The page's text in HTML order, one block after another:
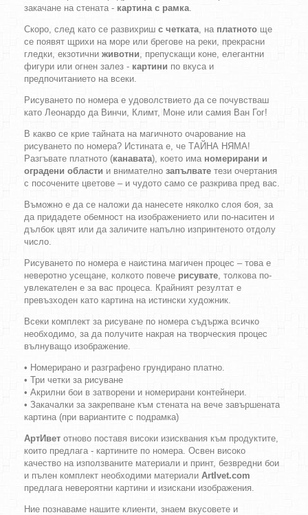
закачане на стената - картина с рамка.
Скоро, след като се развихриш с четката, на платното ще
се появят щрихи на море или брегове на реки, прекрасни
гледки, екзотични животни, препускащи коне, елегантни
фигури или огнен залез - картини по вкуса и
предпочитанието на всеки.
Рисуването по номера е удоволствието да се почувстваш
като Леонардо да Винчи, Климт, Моне или самия Ван Гог!
В какво се крие тайната на магичното очарование на
рисуването по номера? Истината е, че ТАЙНА НЯМА!
Разгъвате платното (канавата), което има номерирани и
оградени области и внимателно запълвате тези очертания
с посочените цветове – и чудото само се разкрива пред вас.
Въможно е да се наложи да нанесете няколко слоя боя, за
да придадете обемност на изображението или по-наситен и
дълбок цвят или да заличите напълно изпринтеното отдолу
число.
Рисуването по номера е наистина магичен процес – това е
неверотно усещане, колкото повече рисувате, толкова по-
увлекателен е за вас процеса. Крайният резултат е
превъзходен като картина на истински художник.
Всеки комплект за рисуване по номера съдържа всичко
необходимо, за да получите накрая на творческия процес
вълнуващо изображение.
• Номерирано и разграфено грундирано платно.
• Три четки за рисуване
• Акрилни бои в затворени и номерирани контейнери.
• Закачалки за закрепване към стената на вече завършената
картина (при вариантите с подрамка)
АртИвет отново поставя високи изисквания към продуктите,
които предлага - картините по номера. Освен високо
качество на използваните материали и принт, безвредни бои
и пълен комплект необходими материали ArtIvet.com
предлага невероятни картини и изискани изображения.
Ние познаваме нашите клиенти, знаем вкусовете и